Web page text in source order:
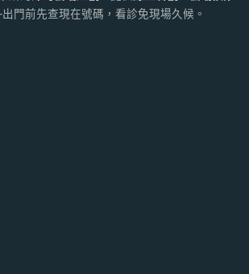
門前先查現在號碼，看診免現場久候。